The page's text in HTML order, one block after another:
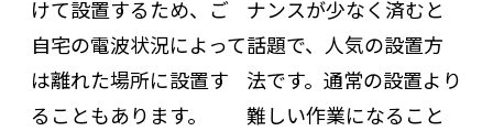
けて設置するため、ご
自宅の電波状況によって
は離れた場所に設置す
ることもあります。
ナンスが少なく済むと
話題で、人気の設置方
法です。通常の設置より
難しい作業になること